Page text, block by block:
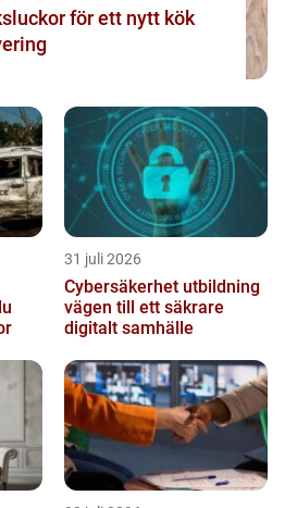
för ett nytt kök
31 juli 2026
Cybersäkerhet utbildning
vägen till ett säkrare
digitalt samhälle